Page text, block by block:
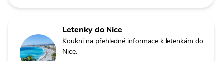
Letenky do Nice
Koukni na přehledné informace k letenkám do
Nice.